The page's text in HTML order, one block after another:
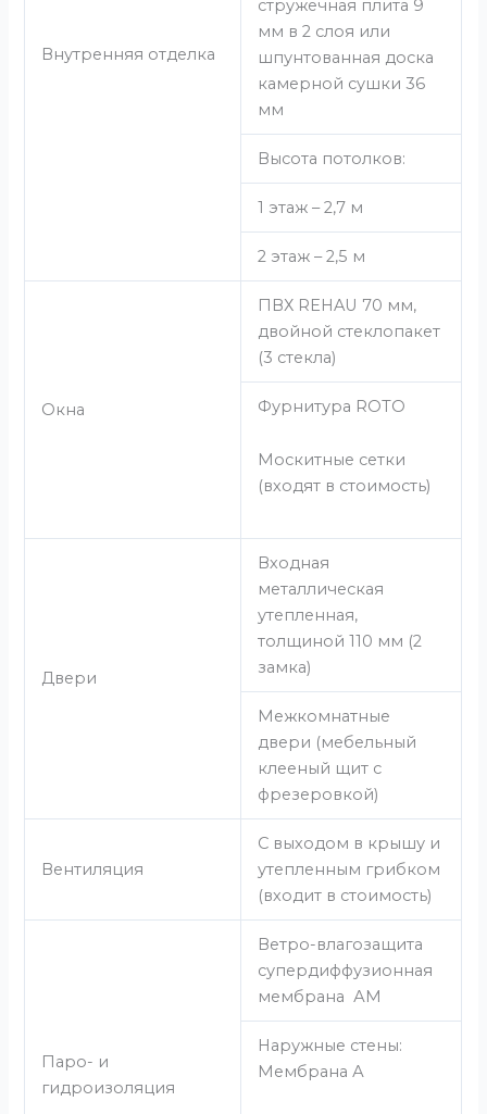
Внутренняя отделка
стружечная плита 9
мм в 2 слоя или
шпунтованная доска
камерной сушки 36
мм
Высота потолков:
1 этаж – 2,7 м
2 этаж – 2,5 м
Окна
ПВХ REHAU 70 мм,
двойной стеклопакет
(3 стекла)
Фурнитура ROTO
Москитные сетки
(входят в стоимость)
Двери
Входная
металлическая
утепленная,
толщиной 110 мм (2
замка)
Межкомнатные
двери (мебельный
клееный щит с
фрезеровкой)
Вентиляция
С выходом в крышу и
утепленным грибком
(входит в стоимость)
Паро- и
гидроизоляция
Ветро-влагозащита
супердиффузионная
мембрана АМ
Наружные стены:
Мембрана А